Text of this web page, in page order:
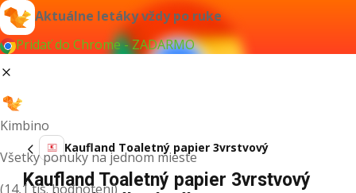
Aktuálne letáky vždy po ruke
Pridať do Chrome - ZADARMO
Kimbino
Všetky ponuky na jednom mieste
(14,1 tis. hodnotení)
Kaufland Toaletný papier 3vrstvový
Kaufland Toaletný papier 3vrstvový